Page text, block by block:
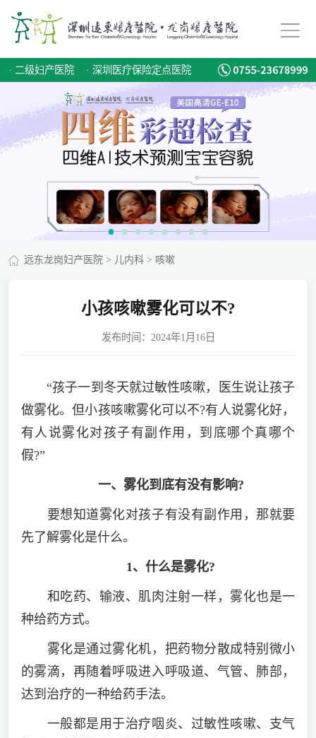
· 二级妇产医院 · 深圳医疗保险定点医院
远东龙岗妇产医院> 儿内科> 咳嗽
小孩咳嗽雾化可以不?
发布时间：2024年1月16日
“孩子一到冬天就过敏性咳嗽，医生说让孩子
做雾化。但小孩咳嗽雾化可以不?有人说雾化好，
有人说雾化对孩子有副作用，到底哪个真哪个
假?”
一、雾化到底有没有影响?
要想知道雾化对孩子有没有副作用，那就要
先了解雾化是什么。
1、什么是雾化?
和吃药、输液、肌肉注射一样，雾化也是一
种给药方式。
雾化是通过雾化机，把药物分散成特别微小
的雾滴，再随着呼吸进入呼吸道、气管、肺部，
达到治疗的一种给药手法。
一般都是用于治疗咽炎、过敏性咳嗽、支气